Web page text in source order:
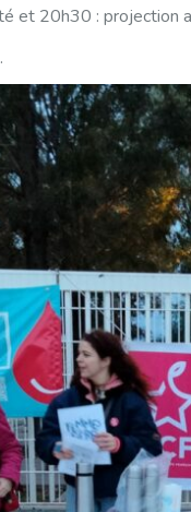
et 20h30 : projection